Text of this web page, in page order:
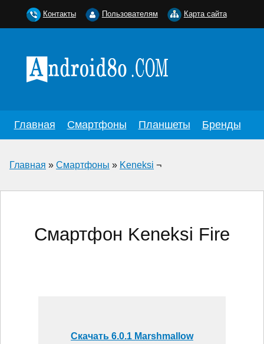
Главная Смартфоны Планшеты Бренды
Главная » Смартфоны » Keneksi ¬
Смартфон Keneksi Fire
Скачать 6.0.1 Marshmallow
Контакты Пользователям Карта сайта